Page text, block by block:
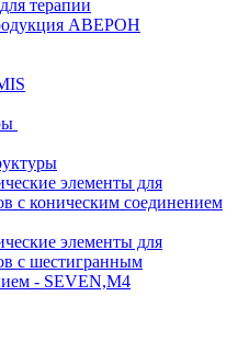
терапии
АВЕРОН
элементы для
с коническим соединением
элементы для
с шестигранным
- SEVEN,M4